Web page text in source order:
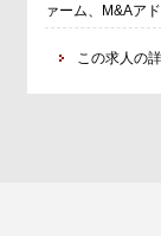
ジバンカー。
不動産セキュリテ
経営層・部長クラ
ァーム、M&Aアド
ム、商社、金融機
社）出身者を歓迎
この求人の